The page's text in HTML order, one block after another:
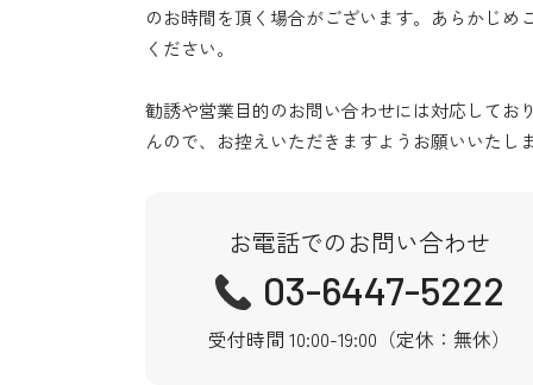
のお時間を頂く場合がございます。あらかじめ
ください。
勧誘や営業目的のお問い合わせには対応してお
んので、お控えいただきますようお願いいたしま
お電話でのお問い合わせ
03-6447-5222
受付時間 10:00-19:00（定休：無休）